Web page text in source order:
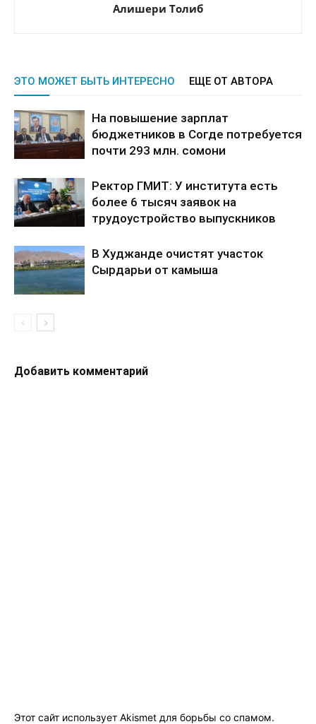
Алишери Толиб
ЭТО МОЖЕТ БЫТЬ ИНТЕРЕСНО ЕЩЕ ОТ АВТОРА
На повышение зарплат
бюджетников в Согде потребуется
почти 293 млн. сомони
Ректор ГМИТ: У института есть
более 6 тысяч заявок на
трудоустройство выпускников
В Худжанде очистят участок
Сырдарьи от камыша
Добавить комментарий
Этот сайт использует Akismet для борьбы со спамом.